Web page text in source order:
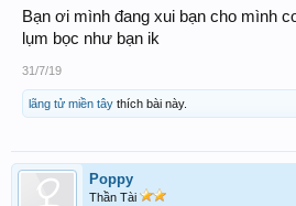
Bạn ơi mình đang xui bạn cho mình
lụm bọc như bạn ik
31/7/19
lãng tử miền tây thích bài này.
Poppy
Thần Tài